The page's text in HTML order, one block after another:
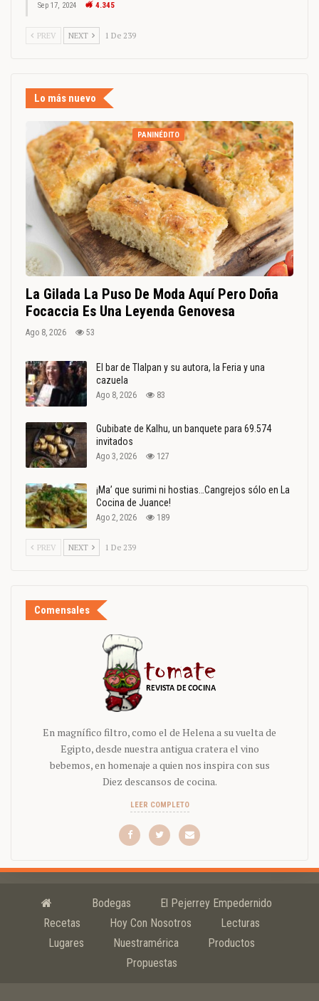
Sep 17, 2024 4.345
PREV NEXT 1 De 239
Lo más nuevo
PANINÉDITO
La Gilada La Puso De Moda Aquí Pero Doña
Focaccia Es Una Leyenda Genovesa
Ago 8, 2026 53
El bar de Tlalpan y su autora, la Feria y una
cazuela
Ago 8, 2026 83
Gubibate de Kalhu, un banquete para 69.574
invitados
Ago 3, 2026 127
¡Ma’ que surimi ni hostias…Cangrejos sólo en La
Cocina de Juance!
Ago 2, 2026 189
PREV NEXT 1 De 239
Comensales
En magnífico filtro, como el de Helena a su vuelta de
Egipto, desde nuestra antigua cratera el vino
bebemos, en homenaje a quien nos inspira con sus
Diez descansos de cocina.
LEER COMPLETO
Bodegas
El Pejerrey Empedernido
Recetas
Hoy Con Nosotros
Lecturas
Lugares
Nuestramérica
Productos
Propuestas